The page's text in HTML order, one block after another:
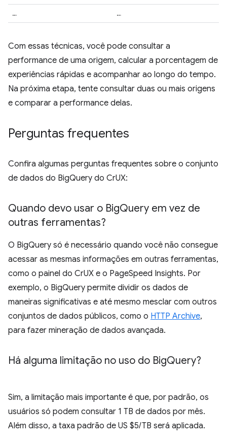
…
…
Com essas técnicas, você pode consultar a
performance de uma origem, calcular a porcentagem de
experiências rápidas e acompanhar ao longo do tempo.
Na próxima etapa, tente consultar duas ou mais origens
e comparar a performance delas.
Perguntas frequentes
Confira algumas perguntas frequentes sobre o conjunto
de dados do BigQuery do CrUX:
Quando devo usar o BigQuery em vez de
outras ferramentas?
O BigQuery só é necessário quando você não consegue
acessar as mesmas informações em outras ferramentas,
como o painel do CrUX e o PageSpeed Insights. Por
exemplo, o BigQuery permite dividir os dados de
maneiras significativas e até mesmo mesclar com outros
conjuntos de dados públicos, como o HTTP Archive,
para fazer mineração de dados avançada.
Há alguma limitação no uso do BigQuery?
Sim, a limitação mais importante é que, por padrão, os
usuários só podem consultar 1 TB de dados por mês.
Além disso, a taxa padrão de US $5/TB será aplicada.